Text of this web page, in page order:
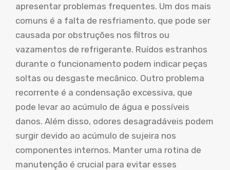
apresentar problemas frequentes. Um dos mais
comuns é a falta de resfriamento, que pode ser
causada por obstruções nos filtros ou
vazamentos de refrigerante. Ruídos estranhos
durante o funcionamento podem indicar peças
soltas ou desgaste mecânico. Outro problema
recorrente é a condensação excessiva, que
pode levar ao acúmulo de água e possíveis
danos. Além disso, odores desagradáveis podem
surgir devido ao acúmulo de sujeira nos
componentes internos. Manter uma rotina de
manutenção é crucial para evitar esses